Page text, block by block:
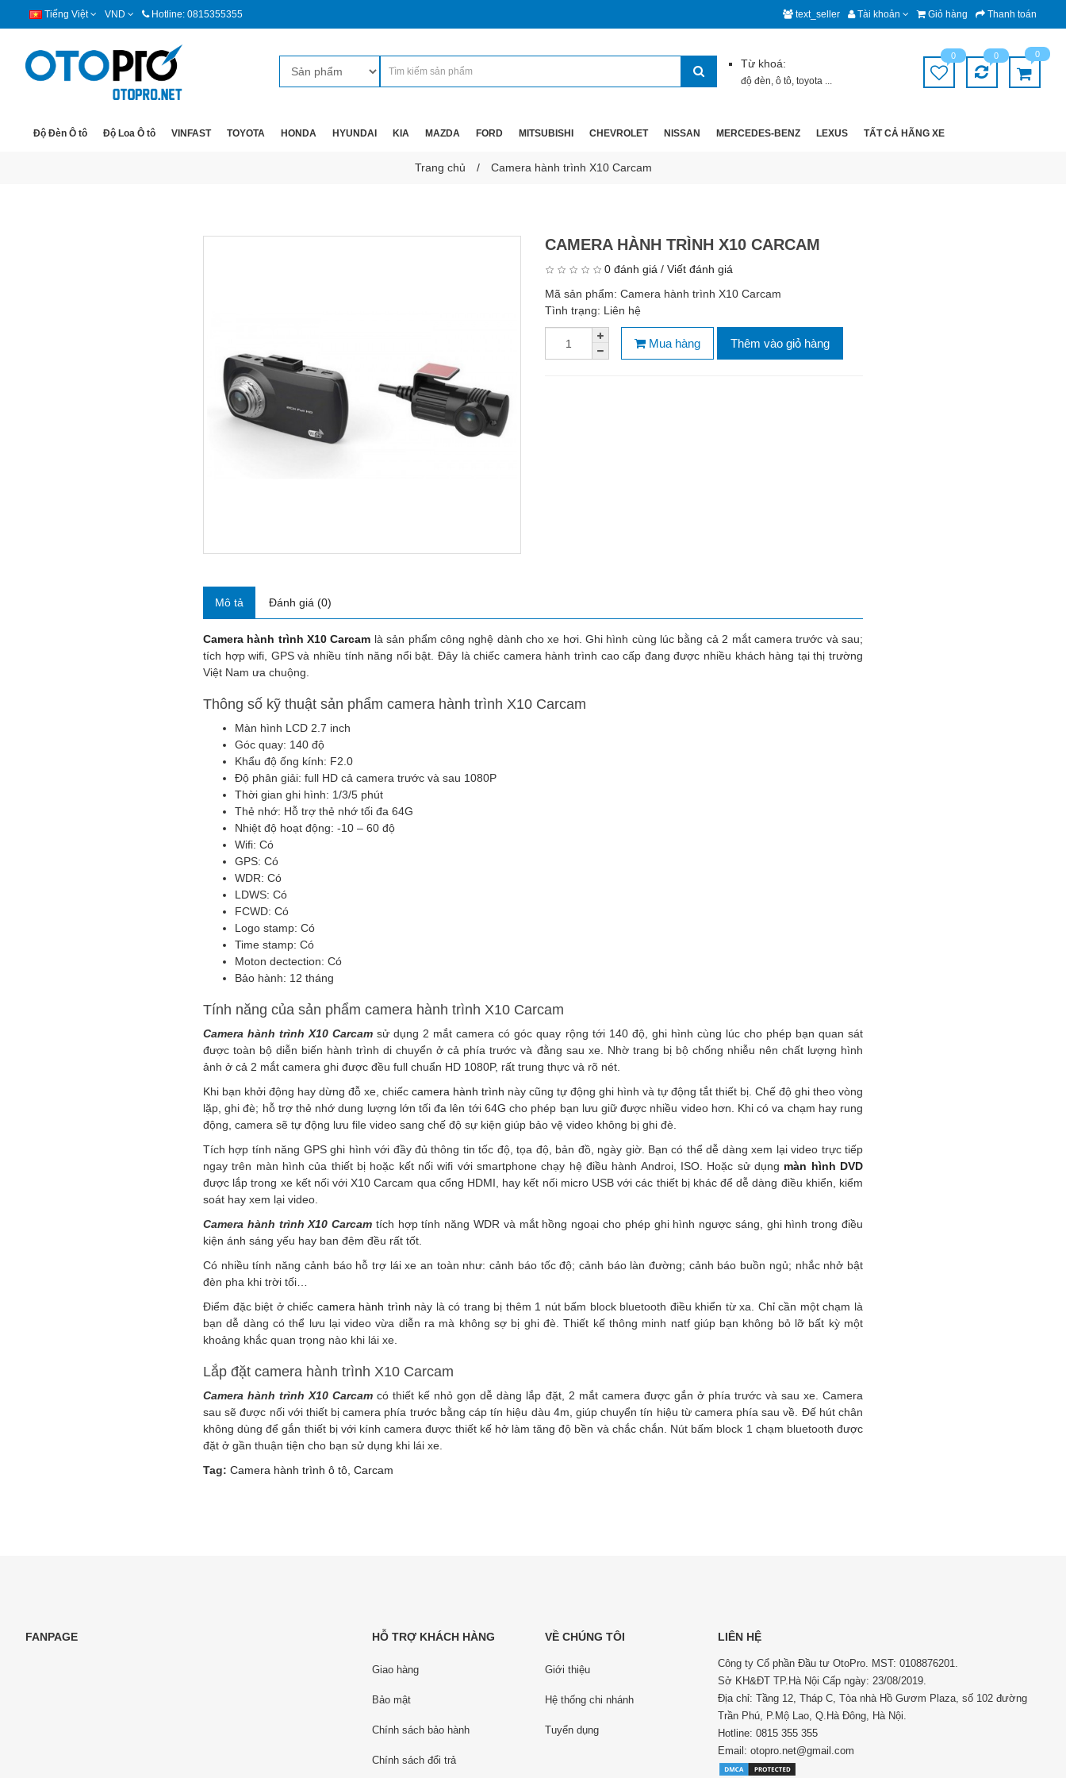
Tiếng Việt VND Hotline: 0815355355 text_seller Tài khoản Giỏ hàng Thanh toán
Từ khoá:
độ đèn,ô tô,toyota ...
0 0 0
Độ Đèn Ô tô Độ Loa Ô tô VINFAST TOYOTA HONDA HYUNDAI KIA MAZDA FORD MITSUBISHI CHEVROLET NISSAN MERCEDES-BENZ LEXUS TẤT CẢ HÃNG XE
Trang chủ Camera hành trình X10 Carcam
CAMERA HÀNH TRÌNH X10 CARCAM
0 đánh giá / Viết đánh giá
Mã sản phẩm: Camera hành trình X10 Carcam
Tình trạng: Liên hệ
Mua hàng Thêm vào giỏ hàng
Mô tả Đánh giá (0)
Camera hành trình X10 Carcam là sản phẩm công nghệ dành cho xe hơi. Ghi hình cùng lúc bằng cả 2 mắt camera trước và sau;
tích hợp wifi, GPS và nhiều tính năng nổi bật. Đây là chiếc camera hành trình cao cấp đang được nhiều khách hàng tại thị trường
Việt Nam ưa chuộng.
Thông số kỹ thuật sản phẩm camera hành trình X10 Carcam
Màn hình LCD 2.7 inch
Góc quay: 140 độ
Khẩu độ ống kính: F2.0
Độ phân giải: full HD cả camera trước và sau 1080P
Thời gian ghi hình: 1/3/5 phút
Thẻ nhớ: Hỗ trợ thẻ nhớ tối đa 64G
Nhiệt độ hoạt động: -10 – 60 độ
Wifi: Có
GPS: Có
WDR: Có
LDWS: Có
FCWD: Có
Logo stamp: Có
Time stamp: Có
Moton dectection: Có
Bảo hành: 12 tháng
Tính năng của sản phẩm camera hành trình X10 Carcam
Camera hành trình X10 Carcam sử dụng 2 mắt camera có góc quay rộng tới 140 độ, ghi hình cùng lúc cho phép bạn quan sát
được toàn bộ diễn biến hành trình di chuyển ở cả phía trước và đằng sau xe. Nhờ trang bị bộ chống nhiễu nên chất lượng hình
ảnh ở cả 2 mắt camera ghi được đều full chuẩn HD 1080P, rất trung thực và rõ nét.
Khi bạn khởi động hay dừng đỗ xe, chiếc camera hành trình này cũng tự động ghi hình và tự động tắt thiết bị. Chế độ ghi theo vòng
lặp, ghi đè; hỗ trợ thẻ nhớ dung lượng lớn tối đa lên tới 64G cho phép bạn lưu giữ được nhiều video hơn. Khi có va chạm hay rung
động, camera sẽ tự động lưu file video sang chế độ sự kiện giúp bảo vệ video không bị ghi đè.
Tích hợp tính năng GPS ghi hình với đầy đủ thông tin tốc độ, tọa độ, bản đồ, ngày giờ. Bạn có thể dễ dàng xem lại video trực tiếp
ngay trên màn hình của thiết bị hoặc kết nối wifi với smartphone chạy hệ điều hành Androi, ISO. Hoặc sử dụng màn hình DVD
được lắp trong xe kết nối với X10 Carcam qua cổng HDMI, hay kết nối micro USB với các thiết bị khác để dễ dàng điều khiển, kiểm
soát hay xem lại video.
Camera hành trình X10 Carcam tích hợp tính năng WDR và mắt hồng ngoại cho phép ghi hình ngược sáng, ghi hình trong điều
kiện ánh sáng yếu hay ban đêm đều rất tốt.
Có nhiều tính năng cảnh báo hỗ trợ lái xe an toàn như: cảnh báo tốc độ; cảnh báo làn đường; cảnh báo buồn ngủ; nhắc nhở bật
đèn pha khi trời tối…
Điểm đặc biệt ở chiếc camera hành trình này là có trang bị thêm 1 nút bấm block bluetooth điều khiển từ xa. Chỉ cần một chạm là
bạn dễ dàng có thể lưu lại video vừa diễn ra mà không sợ bị ghi đè. Thiết kế thông minh natf giúp bạn không bỏ lỡ bất kỳ một
khoảng khắc quan trọng nào khi lái xe.
Lắp đặt camera hành trình X10 Carcam
Camera hành trình X10 Carcam có thiết kế nhỏ gọn dễ dàng lắp đặt, 2 mắt camera được gắn ở phía trước và sau xe. Camera
sau sẽ được nối với thiết bị camera phía trước bằng cáp tín hiệu dàu 4m, giúp chuyển tín hiệu từ camera phía sau về. Đế hút chân
không dùng để gắn thiết bị với kính camera được thiết kế hở làm tăng độ bền và chắc chắn. Nút bấm block 1 chạm bluetooth được
đặt ở gần thuận tiện cho bạn sử dụng khi lái xe.
Tag: Camera hành trình ô tô Carcam
FANPAGE HỖ TRỢ KHÁCH HÀNG
Giao hàng
Bảo mật
Chính sách bảo hành
Chính sách đổi trả
VỀ CHÚNG TÔI
Giới thiệu
Hệ thống chi nhánh
Tuyển dụng
LIÊN HỆ
Công ty Cổ phần Đầu tư OtoPro. MST: 0108876201.
Sở KH&ĐT TP.Hà Nội Cấp ngày: 23/08/2019.
Địa chỉ: Tầng 12, Tháp C, Tòa nhà Hồ Gươm Plaza, số 102 đường
Trần Phú, P.Mộ Lao, Q.Hà Đông, Hà Nội.
Hotline: 0815 355 355
Email: otopro.net@gmail.com